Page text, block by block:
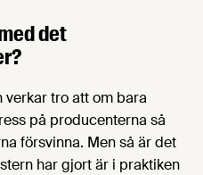
det
verkar tro att om bara
på producenterna så
försvinna. Men så är det
har gjort är i praktiken